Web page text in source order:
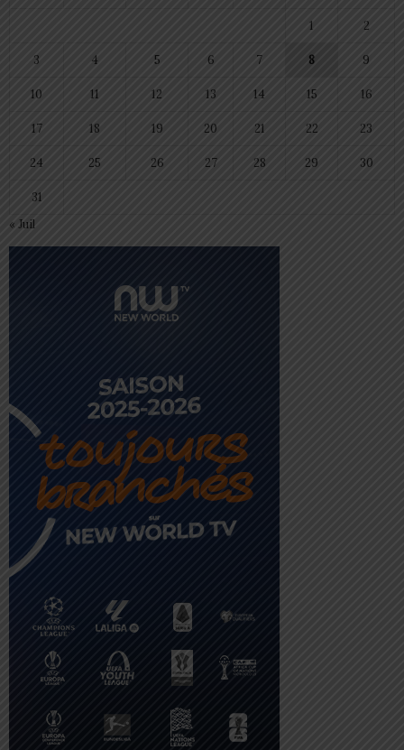
1 2
3 4 5 6 7 8 9
10 11 12 13 14 15 16
17 18 19 20 21 22 23
24 25 26 27 28 29 30
31
« Juil